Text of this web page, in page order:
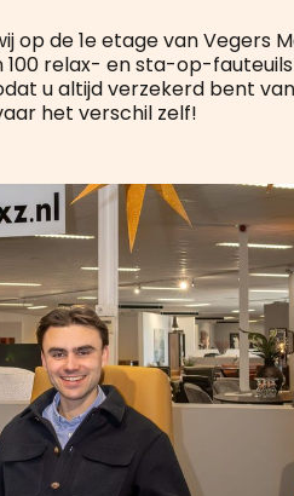
op de 1e etage van Vegers
relax- en sta-op-
u altijd verzekerd bent
het verschil zelf!